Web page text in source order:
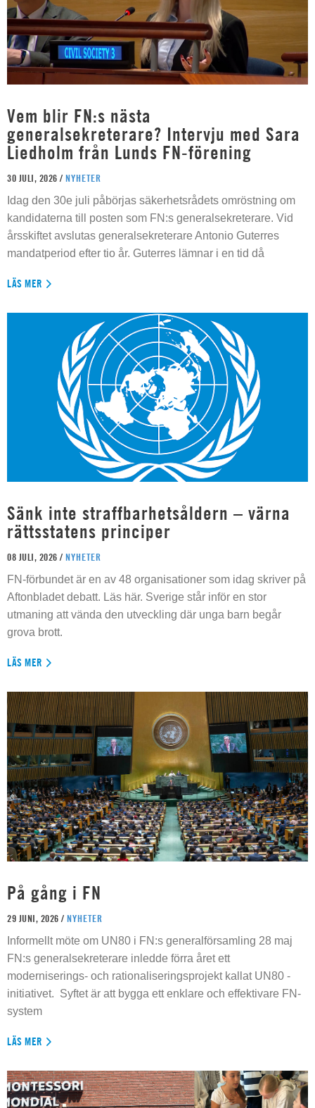
Vem blir FN:s nästa
generalsekreterare? Intervju med Sara
Liedholm från Lunds FN-förening
30 JULI, 2026 / NYHETER
Idag den 30e juli påbörjas säkerhetsrådets omröstning om
kandidaterna till posten som FN:s generalsekreterare. Vid
årsskiftet avslutas generalsekreterare Antonio Guterres
mandatperiod efter tio år. Guterres lämnar i en tid då
LÄS MER
Sänk inte straffbarhetsåldern – värna
rättsstatens principer
08 JULI, 2026 / NYHETER
FN-förbundet är en av 48 organisationer som idag skriver på
Aftonbladet debatt. Läs här. Sverige står inför en stor
utmaning att vända den utveckling där unga barn begår
grova brott.
LÄS MER
På gång i FN
29 JUNI, 2026 / NYHETER
Informellt möte om UN80 i FN:s generalförsamling 28 maj
FN:s generalsekreterare inledde förra året ett
moderniserings- och rationaliseringsprojekt kallat UN80 -
initiativet. Syftet är att bygga ett enklare och effektivare FN-
system
LÄS MER